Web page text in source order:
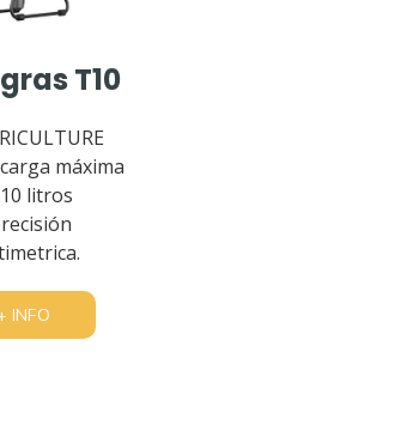
T10
máxima
litros
INFO